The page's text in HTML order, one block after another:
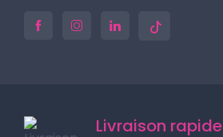
Livraison rapide